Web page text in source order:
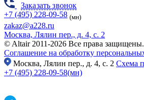
Заказать звонок
+7 (495) 228-09-58 (мн)
zakaz@a228.ru
Москва, Лялин пер., д. 4, с. 2
© Altair 2011-2026 Все права защищены.
Соглашение на обработку
Москва, Лялин пер., д. 4, с. 2 Схема
+7 (495) 228-09-58(мн)